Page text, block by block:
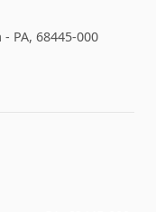
PA, 68445-000